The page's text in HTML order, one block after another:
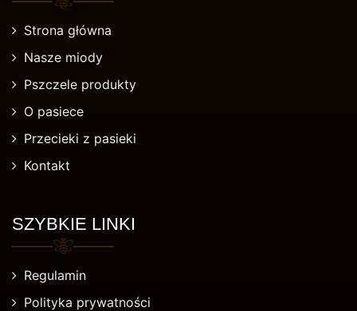
Strona główna
Nasze miody
Pszczele produkty
O pasiece
Przecieki z pasieki
Kontakt
SZYBKIE LINKI
Regulamin
Polityka prywatności